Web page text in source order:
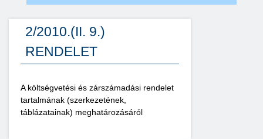
2/2010.(II. 9.)
RENDELET
A költségvetési és zárszámadási rendelet
tartalmának (szerkezetének,
táblázatainak) meghatározásáról